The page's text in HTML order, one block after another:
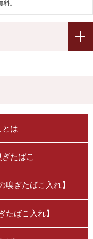
。
加には、入館料（一般・大学
要です。
とは
たばこ
嗅ぎたばこ入れ】
たばこ入れ】